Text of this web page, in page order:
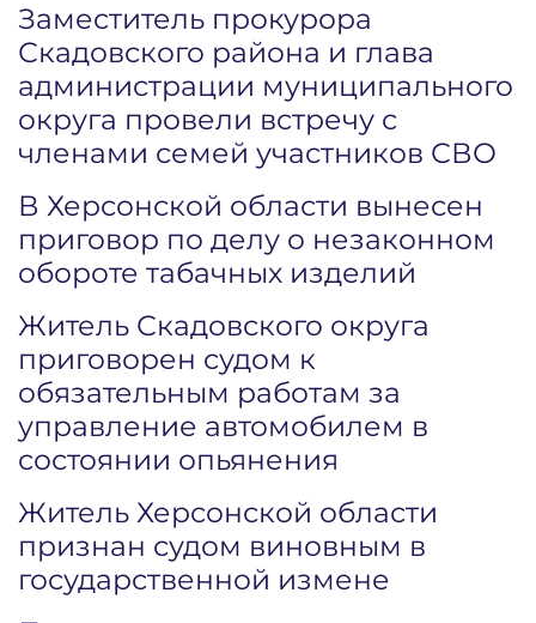
Заместитель прокурора
Скадовского района и глава
администрации муниципального
округа провели встречу с
членами семей участников СВО
В Херсонской области вынесен
приговор по делу о незаконном
обороте табачных изделий
Житель Скадовского округа
приговорен судом к
обязательным работам за
управление автомобилем в
состоянии опьянения
Житель Херсонской области
признан судом виновным в
государственной измене